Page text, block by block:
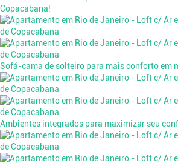
Copacabana!
Sofá-cama de solteiro para mais conforto em
Ambientes integrados para maximizar seu